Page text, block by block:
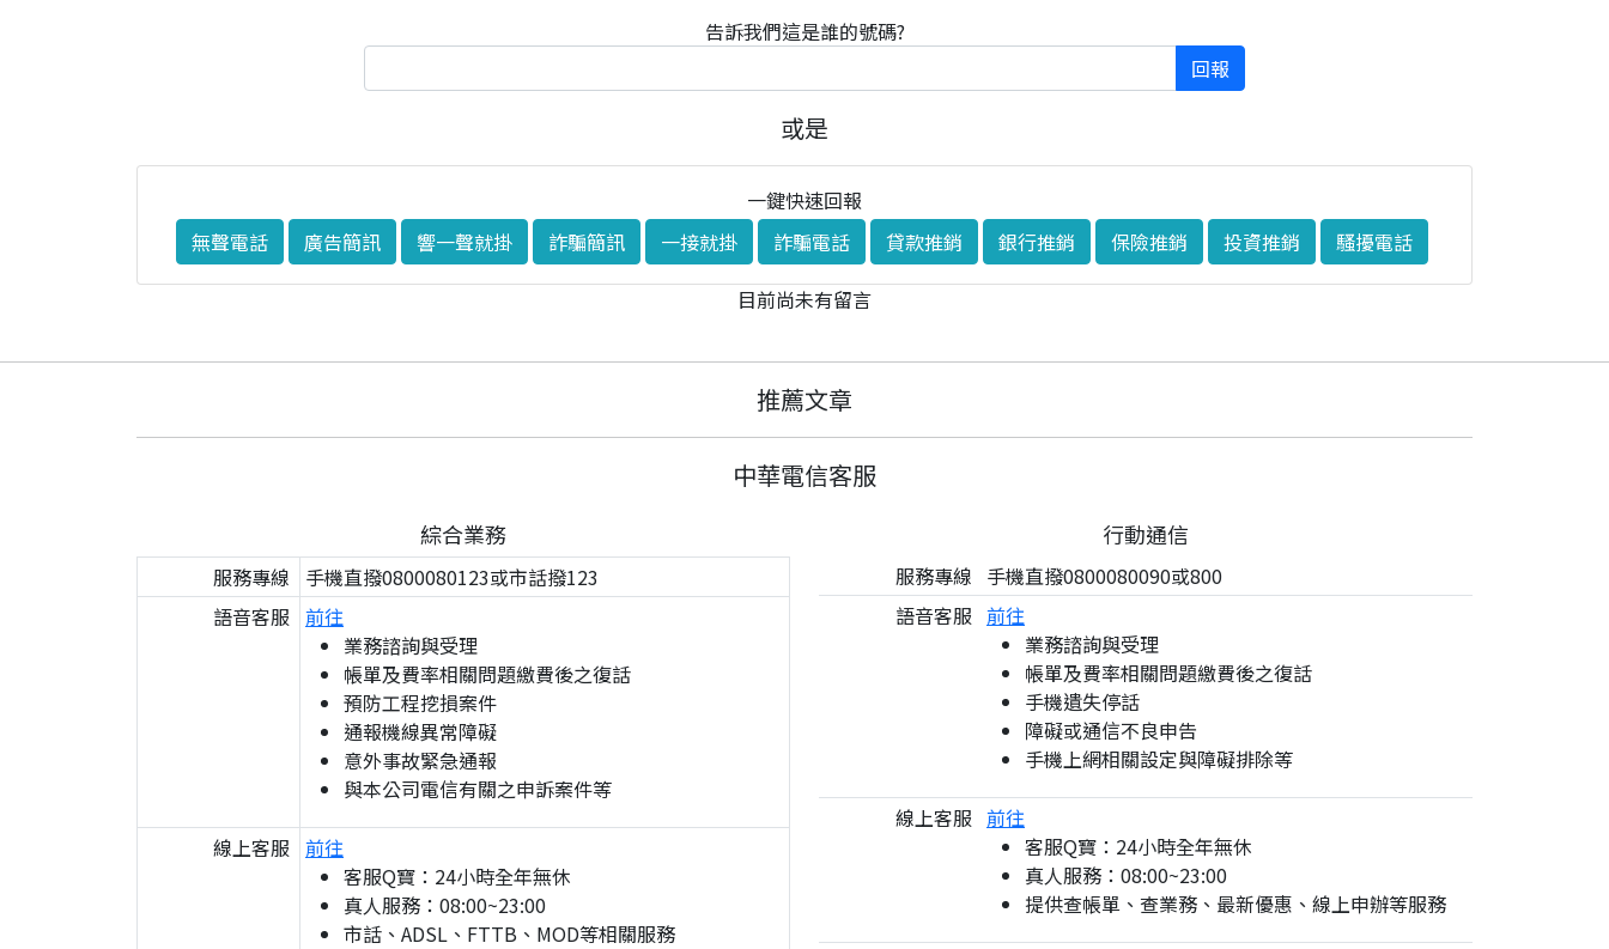
告訴我們這是誰的號碼?
回報
或是
一鍵快速回報
無聲電話
廣告簡訊 響一聲就掛 詐騙簡訊 一接就掛 詐騙電話 貸款推銷 銀行推銷 保險推銷 投資推銷
騷擾電話
目前尚未有留言
推薦文章
中華電信客服
綜合業務
服務專線
手機直撥0800080123或市話撥123
語音客服 前往
業務諮詢與受理
帳單及費率相關問題繳費後之復話
預防工程挖損案件
通報機線異常障礙
意外事故緊急通報
與本公司電信有關之申訴案件等
線上客服 前往
客服Q寶：24小時全年無休
真人服務：08:00~23:00
市話、ADSL、FTTB、MOD等相關服務
行動通信
服務專線 手機直撥0800080090或800
語音客服 前往
業務諮詢與受理
帳單及費率相關問題繳費後之復話
手機遺失停話
障礙或通信不良申告
手機上網相關設定與障礙排除等
線上客服 前往
客服Q寶：24小時全年無休
真人服務：08:00~23:00
提供查帳單、查業務、最新優惠、線上申辦等服務